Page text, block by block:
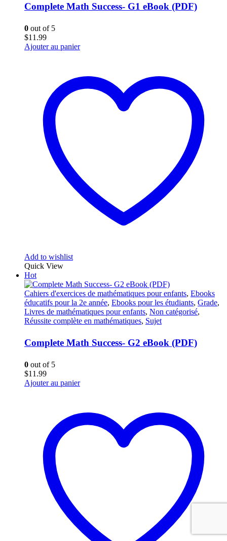
Complete Math Success- G1 eBook (PDF)
0 out of 5
$11.99
Ajouter au panier
Add to wishlist
Quick View
Hot
Cahiers d'exercices de mathématiques pour enfants, Ebooks
éducatifs pour la 2e année, Ebooks pour les étudiants, Grade,
Livres de mathématiques pour enfants, Non catégorisé,
Réussite complète en mathématiques, Sujet
Complete Math Success- G2 eBook (PDF)
0 out of 5
$11.99
Ajouter au panier